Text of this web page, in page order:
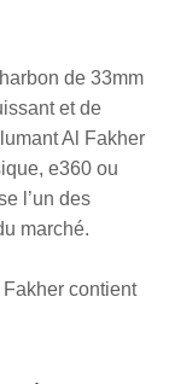
de 33mm
et de
Al Fakher
e360 ou
l’un des
marché.
contient